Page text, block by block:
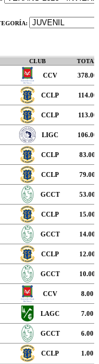
Juego